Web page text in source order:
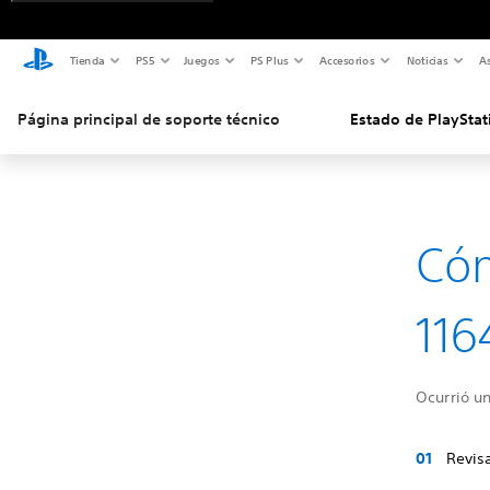
Tienda PS5 Juegos PS Plus Accesorios Noticias
Página principal de soporte técnico Estado de
Ocurrió